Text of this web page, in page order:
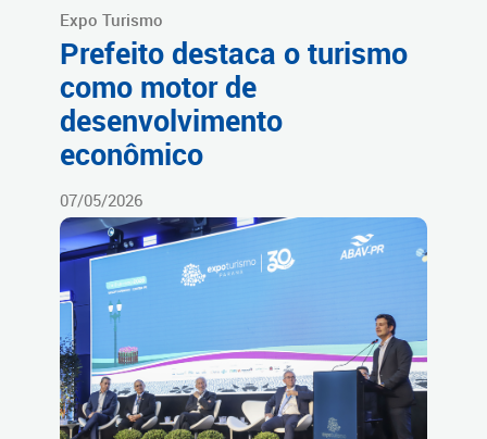
Expo Turismo
Prefeito destaca o turismo
como motor de
desenvolvimento
econômico
07/05/2026